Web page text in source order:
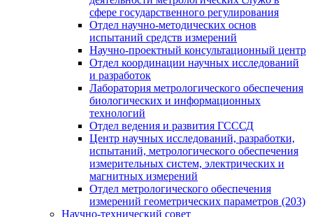
сфере государственного регулирования
Отдел научно-методических основ
испытаний средств измерений
Научно-проектный консультационный центр
Отдел координации научных исследований
и разработок
Лаборатория метрологического обеспечения
биологических и информационных
технологий
Отдел ведения и развития ГСССД
Центр научных исследований, разработки,
испытаний, метрологического обеспечения
измерительных систем, электрических и
магнитных измерений
Отдел метрологического обеспечения
измерений геометрических параметров (203)
Научно-технический совет